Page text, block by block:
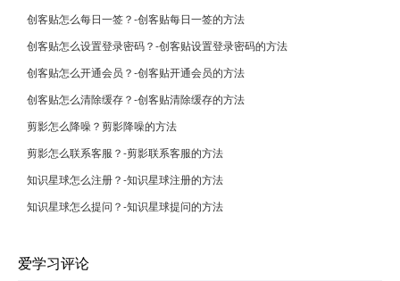
创客贴怎么每日一签？-创客贴每日一签的方法
创客贴怎么设置登录密码？-创客贴设置登录密码的方法
创客贴怎么开通会员？-创客贴开通会员的方法
创客贴怎么清除缓存？-创客贴清除缓存的方法
剪影怎么降噪？剪影降噪的方法
剪影怎么联系客服？-剪影联系客服的方法
知识星球怎么注册？-知识星球注册的方法
知识星球怎么提问？-知识星球提问的方法
爱学习评论